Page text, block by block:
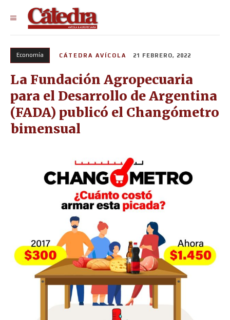
Economía CÁTEDRA AVÍCOLA 21 FEBRERO, 2022
La Fundación Agropecuaria
para el Desarrollo de Argentina
(FADA) publicó el Changómetro
bimensual